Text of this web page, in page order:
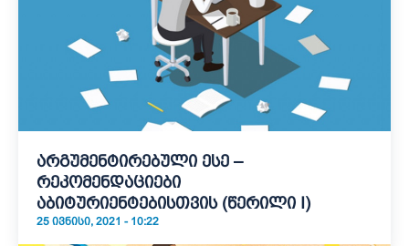
არგუმენტირებული ესე –
რეკომენდაციები
აბიტურიენტებისთვის (წერილი I)
25 ᲘᲕᲜᲘᲡᲘ, 2021 - 10:22